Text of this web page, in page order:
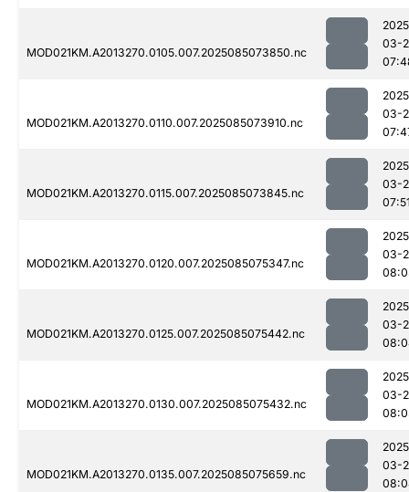
MOD021KM.A2013270.0105.007.2025085073850.nc
03-
MOD021KM.A2013270.0110.007.2025085073910.nc
03-
MOD021KM.A2013270.0115.007.2025085073845.nc
03-
MOD021KM.A2013270.0120.007.2025085075347.nc
03-
MOD021KM.A2013270.0125.007.2025085075442.nc
03-
MOD021KM.A2013270.0130.007.2025085075432.nc
03-
MOD021KM.A2013270.0135.007.2025085075659.nc
03-